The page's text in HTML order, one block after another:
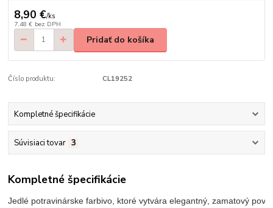
8,90 €/ks
7,48 € bez DPH
Pridať do košíka
Číslo produktu: CL19252
Kompletné špecifikácie
Súvisiaci tovar 3
Kompletné špecifikácie
Jedlé potravinárske farbivo, ktoré vytvára elegantný, zamatový